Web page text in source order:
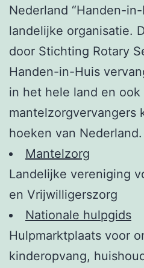
Nederland “Handen-
landelijke organisatie.
door Stichting Rotary
Handen-in-Huis
in het hele land en ook
mantelzorgvervangers
hoeken van Nederland.
Mantelzorg
Landelijke vereniging
en Vrijwilligerszorg
Nationale hulpgids
Hulpmarktplaats voor
kinderopvang,